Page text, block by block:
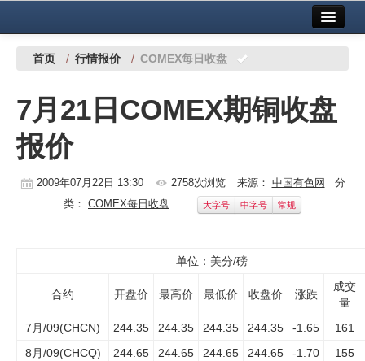
中国有色金属报社主办 广告服务
铜镍铅锌
铝
稀有稀土
党建工作
首页 / 行情报价 / COMEX每日收盘
7月21日COMEX期铜收盘
报价
2009年07月22日 13:30 2758次浏览 来源： 中国有色网 分
类： COMEX每日收盘 大字号 中字号 常规
单位：美分/磅
合约 开盘价 最高价 最低价 收盘价 涨跌
成交
量
7月/09(CHCN)
244.35 244.35 244.35 244.35 -1.65
161
8月/09(CHCQ)
244.65 244.65 244.65 244.65 -1.70
155